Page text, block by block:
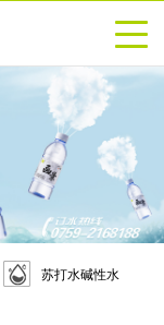
苏打水碱性水